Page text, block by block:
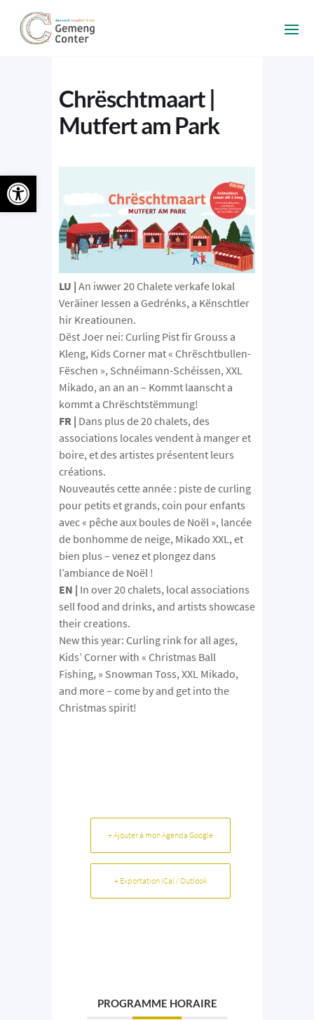
Chrëschtmaart |
Mutfert am Park
LU | An iwwer 20 Chalete verkafe lokal
Veräiner Iessen a Gedrénks, a Kënschtler
hir Kreatiounen.
Dëst Joer nei: Curling Pist fir Grouss a
Kleng, Kids Corner mat « Chrëschtbullen-
Fëschen », Schnéimann-Schéissen, XXL
Mikado, an an an – Kommt laanscht a
kommt a Chrëschtstëmmung!
FR | Dans plus de 20 chalets, des
associations locales vendent à manger et
boire, et des artistes présentent leurs
créations.
Nouveautés cette année : piste de curling
pour petits et grands, coin pour enfants
avec « pêche aux boules de Noël », lancée
de bonhomme de neige, Mikado XXL, et
bien plus – venez et plongez dans
l’ambiance de Noël !
EN | In over 20 chalets, local associations
sell food and drinks, and artists showcase
their creations.
New this year: Curling rink for all ages,
Kids’ Corner with « Christmas Ball
Fishing, » Snowman Toss, XXL Mikado,
and more – come by and get into the
Christmas spirit!
+ Ajouter à mon Agenda Google
+ Exportation iCal / Outlook
PROGRAMME HORAIRE
Ouvrir la barre d’outils